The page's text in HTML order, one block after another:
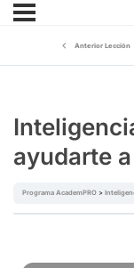
Anterior Lección
ayudarte
Programa AcademPRO